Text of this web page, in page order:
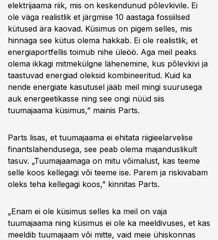
elektrijaama riik, mis on keskendunud põlevkivile. Ei
ole väga realistlik et järgmise 10 aastaga fossiilsed
kütused ära kaovad. Küsimus on pigem selles, mis
hinnaga see kütus olema hakkab. Ei ole realistlik, et
energiaportfellis toimub nihe üleöö. Aga meil peaks
olema ikkagi mitmekülgne lähenemine, kus põlevkivi ja
taastuvad energiad oleksid kombineeritud. Kuid ka
nende energiate kasutusel jääb meil mingi suurusega
auk energeetikasse ning see ongi nüüd siis
tuumajaama küsimus,” mainis Parts.
Parts lisas, et tuumajaama ei ehitata riigieelarvelise
finantslahendusega, see peab olema majanduslikult
tasuv. „Tuumajaamaga on mitu võimalust, kas teeme
selle koos kellegagi või teeme ise. Parem ja riskivabam
oleks teha kellegagi koos,” kinnitas Parts.
„Enam ei ole küsimus selles ka meil on vaja
tuumajaama ning küsimus ei ole ka meeldivuses, et kas
meeldib tuumajaam või mitte, vaid meie ühiskonnas